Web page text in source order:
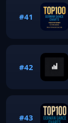
#41
#42
#43